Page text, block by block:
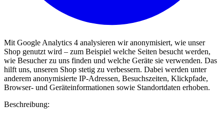
Mit Google Analytics 4 analysieren wir anonymisiert, wie unser
Shop genutzt wird – zum Beispiel welche Seiten besucht werden,
wie Besucher zu uns finden und welche Geräte sie verwenden. Das
hilft uns, unseren Shop stetig zu verbessern. Dabei werden unter
anderem anonymisierte IP-Adressen, Besuchszeiten, Klickpfade,
Browser- und Geräteinformationen sowie Standortdaten erhoben.
Beschreibung: